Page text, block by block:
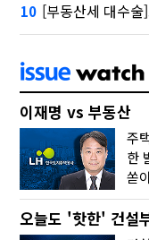
10 [부동산세 대수술]
이재명 vs 부동산
쏟
오늘도 '핫한' 건설